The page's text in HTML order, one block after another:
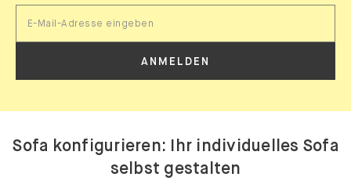
ANMELDEN
Sofa konfigurieren: Ihr individuelles Sofa
selbst gestalten